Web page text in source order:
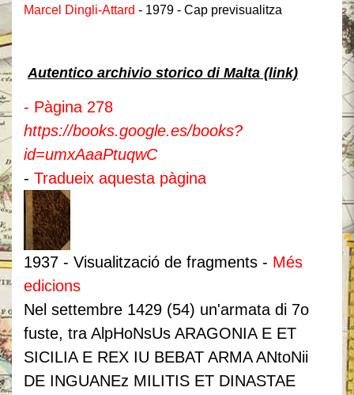
Marcel Dingli-Attard - 1979 - ‎Cap previsualitza
Autentico archivio storico di Malta (link)
- Pàgina 278
https://books.google.es/books?
id=umxAaaPtuqwC
- Tradueix aquesta pàgina
1937 - ‎Visualització de fragments - ‎ Més
edicions
Nel settembre 1429 (54) un'armata di 7o
fuste, tra AlpHoNsUs ARAGONIA E ET
SICILIA E REX IU BEBAT ARMA ANtoNii
DE INGUANEz MILITIS ET DINASTAE